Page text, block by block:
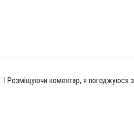
Розміщуючи коментар, я погоджуюся з